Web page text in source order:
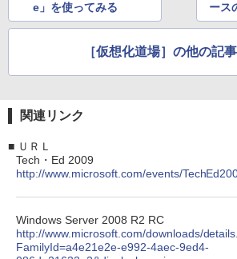
e」を使ってみる
ース
をみ
［仮想化道場］の他の記
関連リンク
■ ＵＲＬ
Tech・Ed 2009
http://www.microsoft.com/events/
Windows Server 2008 R2 RC
http://www.microsoft.com/downloads/
FamilyId=a4e21e2e-e992-4aec-9ed4-